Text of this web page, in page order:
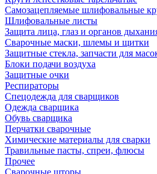
Самозацепляемые шлифовальные
Шлифовальные листы
Защита лица, глаз и органов
Сварочные маски, шлемы и щитки
Защитные стекла, запчасти для
Блоки подачи воздуха
Защитные очки
Респираторы
Спецодежда для сварщиков
Одежда сварщика
Обувь сварщика
Перчатки сварочные
Химические материалы для сварки
Травильные пасты, спреи, флюсы
Прочее
Сварочные шторы